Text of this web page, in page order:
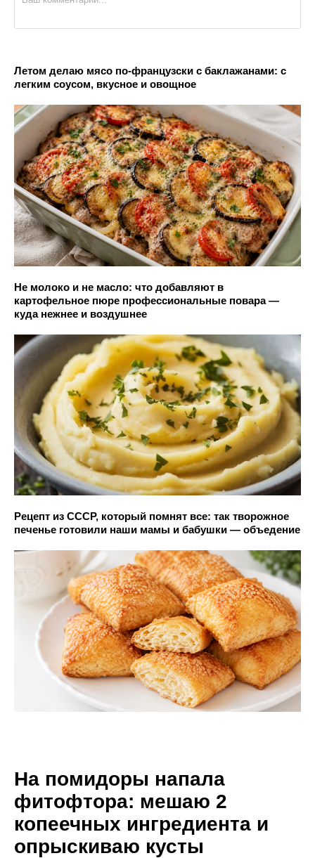
Летом делаю мясо по-французски с баклажанами: с
легким соусом, вкусное и овощное
Не молоко и не масло: что добавляют в
картофельное пюре профессиональные повара —
куда нежнее и воздушнее
Рецепт из СССР, который помнят все: так творожное
печенье готовили наши мамы и бабушки — объедение
На помидоры напала
фитофтора: мешаю 2
копеечных ингредиента и
опрыскиваю кусты